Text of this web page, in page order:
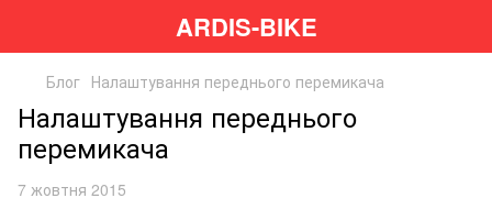
ARDIS-BIKE
Блог Налаштування переднього перемикача
Налаштування переднього
перемикача
7 жовтня 2015